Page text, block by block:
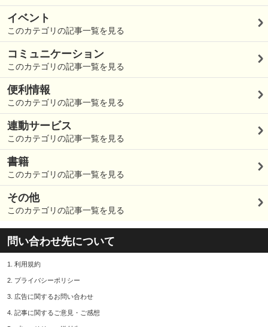
イベント
このカテゴリの記事一覧を見る
コミュニケーション
このカテゴリの記事一覧を見る
便利情報
このカテゴリの記事一覧を見る
連動サービス
このカテゴリの記事一覧を見る
書籍
このカテゴリの記事一覧を見る
その他
このカテゴリの記事一覧を見る
問い合わせ先について
1. 利用規約
2. プライバシーポリシー
3. 広告に関するお問い合わせ
4. 記事に関するご意見・ご感想